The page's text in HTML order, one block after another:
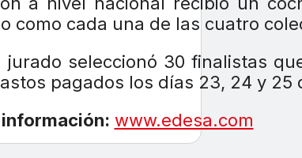
como cada una de las cuatro
jurado seleccionó 30 finalistas
pagados los días 23, 24 y 25
www.edesa.com